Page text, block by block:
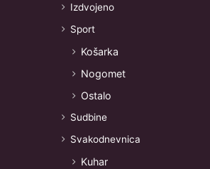
Izdvojeno
Sport
Košarka
Nogomet
Ostalo
Sudbine
Svakodnevnica
Kuhar